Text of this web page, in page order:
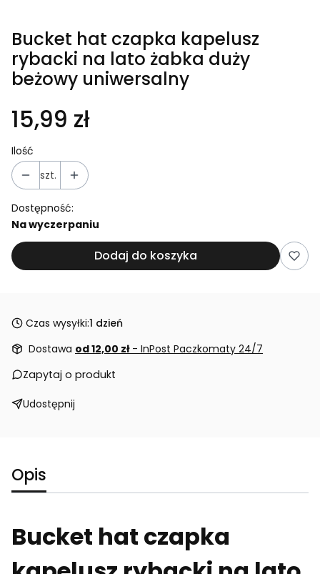
Bucket hat czapka kapelusz
rybacki na lato żabka duży
beżowy uniwersalny
15,99 zł
Ilość
szt.
Dostępność:
Na wyczerpaniu
Dodaj do koszyka
Czas wysyłki:1 dzień
Dostawa od 12,00 zł - InPost Paczkomaty 24/7
Zapytaj o produkt
Udostępnij
Opis
Bucket hat czapka